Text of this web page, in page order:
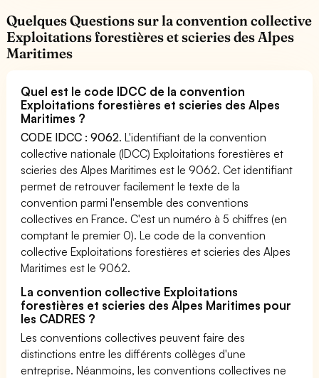
Quelques Questions sur la convention collective
Exploitations forestières et scieries des Alpes
Maritimes
Quel est le code IDCC de la convention
Exploitations forestières et scieries des Alpes
Maritimes ?
CODE IDCC : 9062. L'identifiant de la convention
collective nationale (IDCC) Exploitations forestières et
scieries des Alpes Maritimes est le 9062. Cet identifiant
permet de retrouver facilement le texte de la
convention parmi l'ensemble des conventions
collectives en France. C'est un numéro à 5 chiffres (en
comptant le premier 0). Le code de la convention
collective Exploitations forestières et scieries des Alpes
Maritimes est le 9062.
La convention collective Exploitations
forestières et scieries des Alpes Maritimes pour
les CADRES ?
Les conventions collectives peuvent faire des
distinctions entre les différents collèges d'une
entreprise. Néanmoins, les conventions collectives ne